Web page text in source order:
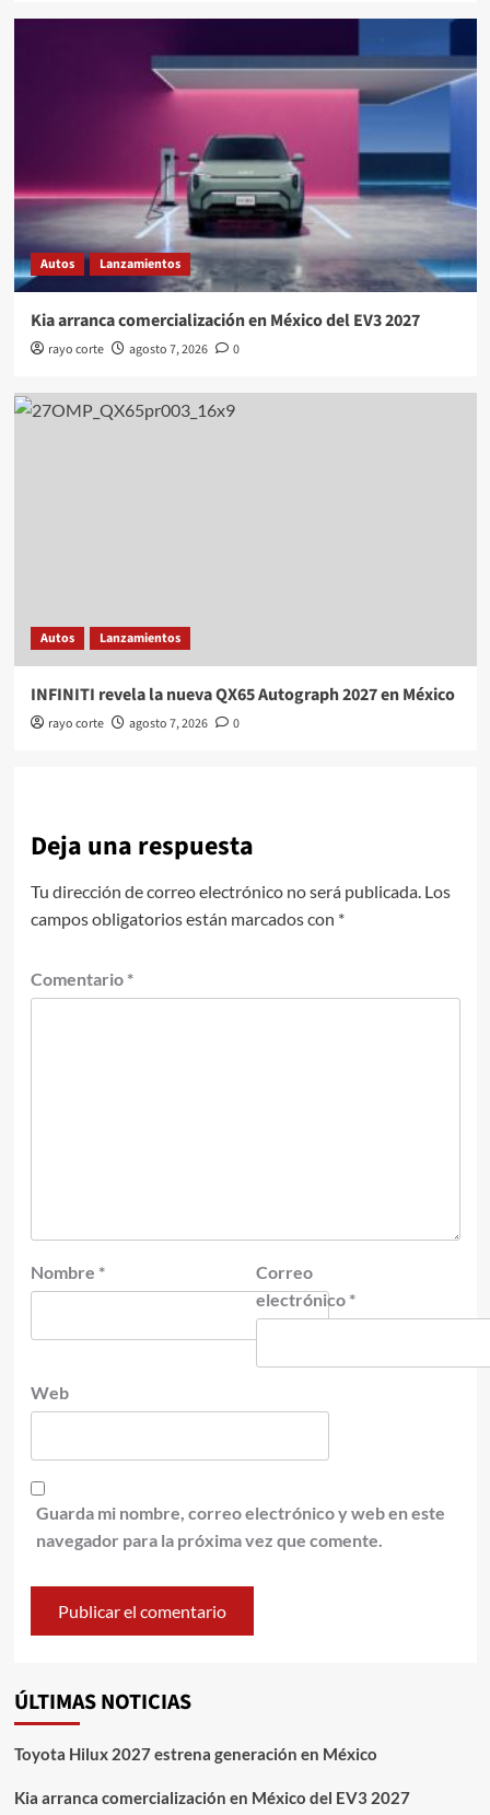
Autos Lanzamientos
Kia arranca comercialización en México del EV3 2027
rayo corte agosto 7, 2026 0
Autos Lanzamientos
INFINITI revela la nueva QX65 Autograph 2027 en México
rayo corte agosto 7, 2026 0
Deja una respuesta
Tu dirección de correo electrónico no será publicada. Los
campos obligatorios están marcados con *
Comentario *
Nombre *
Correo
electrónico *
Web
Guarda mi nombre, correo electrónico y web en este
navegador para la próxima vez que comente.
ÚLTIMAS NOTICIAS
Toyota Hilux 2027 estrena generación en México
Kia arranca comercialización en México del EV3 2027